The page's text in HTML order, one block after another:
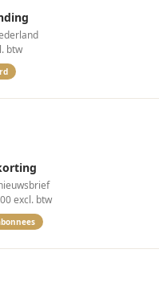
btw
excl. btw